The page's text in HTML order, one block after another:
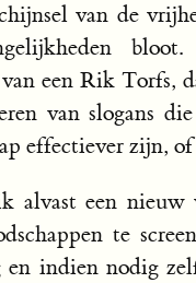
van de
een Rik Torfs,
van slogans
effectiever zijn,
alvast een
te
en indien nodig